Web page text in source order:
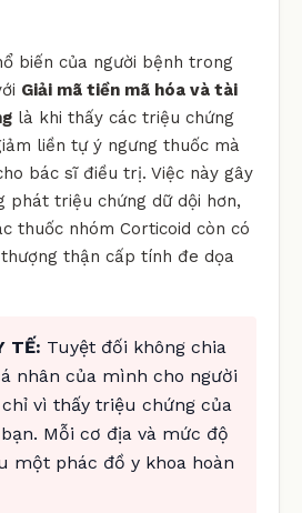
biến của người bệnh trong
Giải mã tiền mã hóa và tài
là khi thấy các triệu chứng
liền tự ý ngưng thuốc mà
bác sĩ điều trị. Việc này gây
phát triệu chứng dữ dội hơn,
thuốc nhóm Corticoid còn có
thận cấp tính đe dọa
TẾ: Tuyệt đối không chia
nhân của mình cho người
vì thấy triệu chứng của
Mỗi cơ địa và mức độ
một phác đồ y khoa hoàn